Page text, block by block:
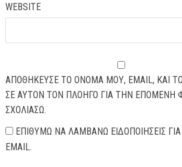
WEBSITE
ΑΠΟΘΉΚΕΥΣΕ ΤΟ ΌΝΟΜΆ ΜΟΥ, EMAIL, ΚΑΙ
ΣΕ ΑΥΤΌΝ ΤΟΝ ΠΛΟΗΓΌ ΓΙΑ ΤΗΝ ΕΠΌΜΕΝΗ
ΣΧΟΛΙΆΣΩ.
ΕΠΙΘΥΜΏ ΝΑ ΛΑΜΒΆΝΩ ΕΙΔΟΠΟΙΉΣΕΙΣ
EMAIL.